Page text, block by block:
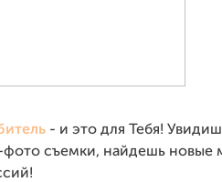
- и это для Тебя!
съемки, найдешь новые